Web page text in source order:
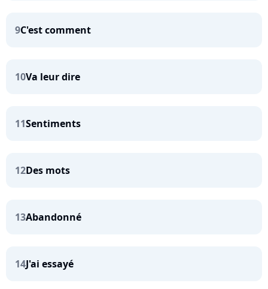
9C'est comment
10Va leur dire
11Sentiments
12Des mots
13Abandonné
14J'ai essayé